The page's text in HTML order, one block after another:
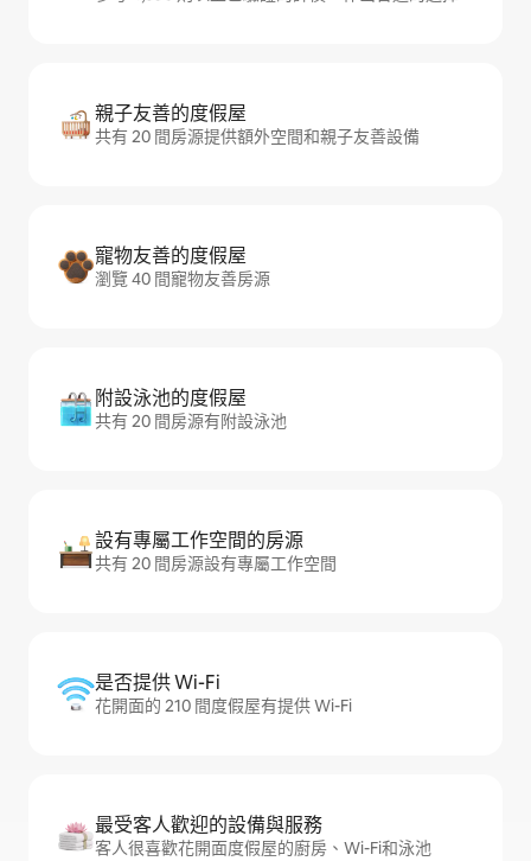
親子友善的度假屋
共有 20 間房源提供額外空間和親子友善設備
寵物友善的度假屋
瀏覽 40 間寵物友善房源
附設泳池的度假屋
共有 20 間房源有附設泳池
設有專屬工作空間的房源
共有 20 間房源設有專屬工作空間
是否提供 Wi-Fi
花開面的 210 間度假屋有提供 Wi-Fi
最受客人歡迎的設備與服務
客人很喜歡花開面度假屋的廚房、Wi-Fi和泳池